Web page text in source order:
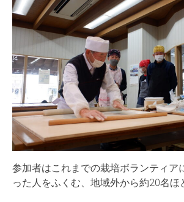
参加者はこれまでの栽培ボランティア
った人をふくむ、地域外から約20名ほ